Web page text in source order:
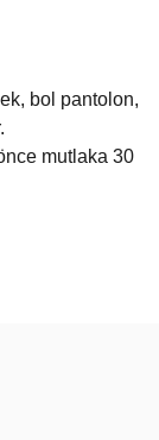
bol pantolon,
mutlaka 30